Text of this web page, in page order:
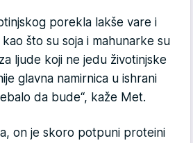
porekla lakše vare i
što su soja i mahunarke su
ljude koji ne jedu životinjske
glavna namirnica u ishrani
da bude“, kaže Met.
on je skoro potpuni proteini